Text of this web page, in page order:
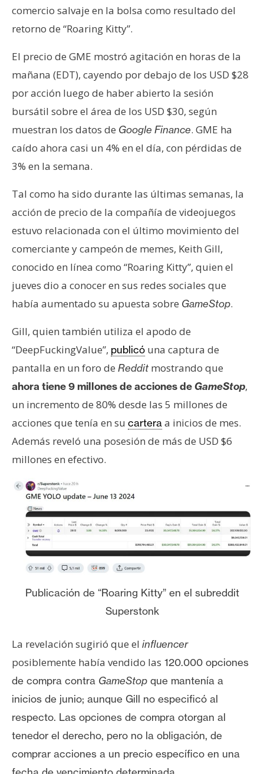
N
t
a
s
d
e
P
r
e
s
a
T
e
m
a
s
R
e
c
u
r
s
o
s
C
n
t
a
c
o
u
b
l
i
c
a
d
comercio salvaje en la bolsa como resultado del
retorno de “Roaring Kitty”.
El precio de GME mostró agitación en horas de la
mañana (EDT), cayendo por debajo de los USD $28
por acción luego de haber abierto la sesión
bursátil sobre el área de los USD $30, según
muestran los datos de Google Finance. GME ha
caído ahora casi un 4% en el día, con pérdidas de
3% en la semana.
Tal como ha sido durante las últimas semanas, la
acción de precio de la compañía de videojuegos
estuvo relacionada con el último movimiento del
comerciante y campeón de memes, Keith Gill,
conocido en línea como “Roaring Kitty”, quien el
jueves dio a conocer en sus redes sociales que
había aumentado su apuesta sobre GameStop.
Gill, quien también utiliza el apodo de
“DeepFuckingValue”, publicó una captura de
pantalla en un foro de Reddit mostrando que
ahora tiene 9 millones de acciones deGameStop,
un incremento de 80% desde las 5 millones de
acciones que tenía en su carteraa inicios de mes.
Además reveló una posesión de más de USD $6
millones en efectivo.
Publicación de “Roaring Kitty” en el subreddit
Superstonk
La revelación sugirió que el influencer
posiblemente había vendido las 120.000 opciones
de compra contra GameStop que mantenía a
inicios de junio; aunque Gill no especificó al
respecto. Las opciones de compra otorgan al
tenedor el derecho, pero no la obligación, de
comprar acciones a un precio específico en una